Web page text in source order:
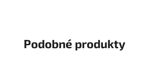
Podobné produkty